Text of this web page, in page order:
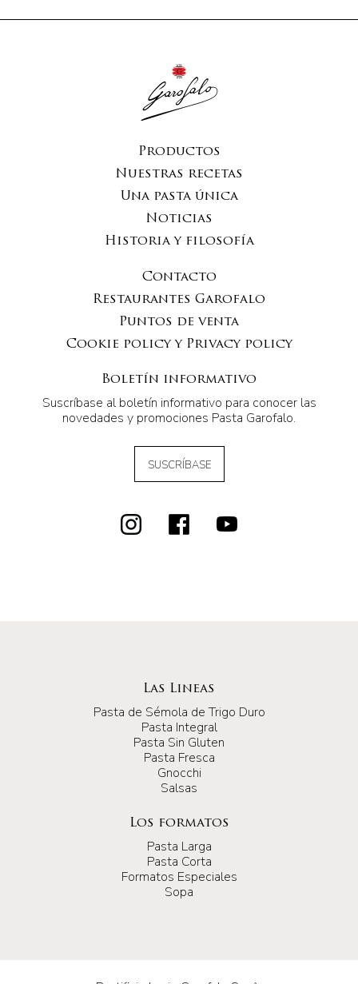
Productos
Nuestras recetas
Una pasta única
Noticias
Historia y filosofía
Contacto
Restaurantes Garofalo
Puntos de venta
Cookie policy y Privacy policy
Boletín informativo
Suscríbase al boletín informativo para conocer las
novedades y promociones Pasta Garofalo.
SUSCRÍBASE
Las Lineas
Pasta de Sémola de Trigo Duro
Pasta Integral
Pasta Sin Gluten
Pasta Fresca
Gnocchi
Salsas
Los formatos
Pasta Larga
Pasta Corta
Formatos Especiales
Sopa